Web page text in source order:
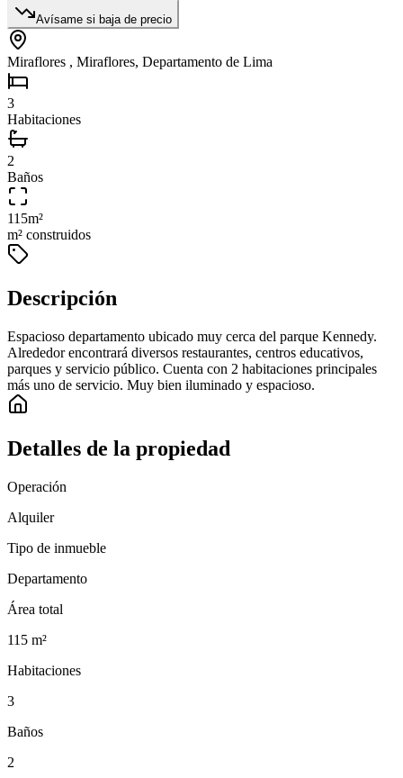
Avísame si baja de precio
Miraflores , Miraflores, Departamento de Lima
3
Habitaciones
2
Baños
115m²
m² construidos
Descripción
Espacioso departamento ubicado muy cerca del parque Kennedy.
Alrededor encontrará diversos restaurantes, centros educativos,
parques y servicio público. Cuenta con 2 habitaciones principales
más uno de servicio. Muy bien iluminado y espacioso.
Detalles de la propiedad
Operación
Alquiler
Tipo de inmueble
Departamento
Área total
115 m²
Habitaciones
3
Baños
2